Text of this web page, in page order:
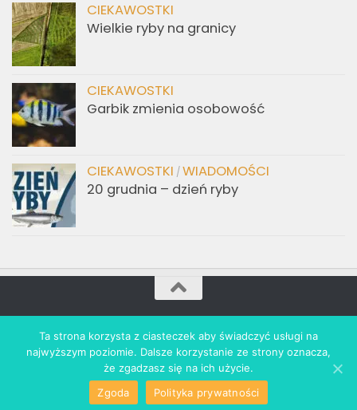
CIEKAWOSTKI
Wielkie ryby na granicy
CIEKAWOSTKI
Garbik zmienia osobowość
CIEKAWOSTKI / WIADOMOŚCI
20 grudnia – dzień ryby
revolta.marketing
Ta strona korzysta z ciasteczek aby świadczyć usługi na
najwyższym poziomie. Dalsze korzystanie ze strony oznacza,
że zgadzasz się na ich użycie.
Zgoda
Polityka prywatności